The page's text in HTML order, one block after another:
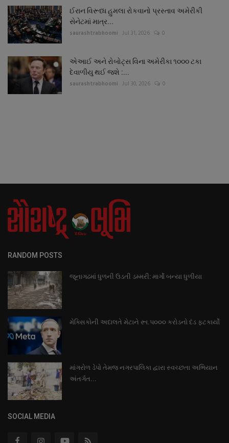
ઈરાન વિરૂધ્ધ હુમલા રોકવાનો પ્રસ્તાવ અમેરીકી
સેનેટમાં માત્ર...
saurashtrabhoomi Jul 31, 2026 0
એઆઈ અને રોબોટ્સ વિના અમેરીકા ૧૦૦૦ ટકા
દેવાળીયુ થઈ જશે :...
saurashtrabhoomi Jul 30, 2026 0
RANDOM POSTS
જૂનાગઢમાં ધુળની ઉડતી ડમ્મરી: માર્ગો બન્યા ધુળીયા
મેક્સિકોની અદાલતે મેટાને રૂા.પ૦૦૦ કરોડનો દંડ ફટકાર્યો
માંગરોળ ડેપો તેમજ નગરપાલિકા દ્વારા સ્વચ્છતા અભિયાન
અંતર્ગત...
SOCIAL MEDIA